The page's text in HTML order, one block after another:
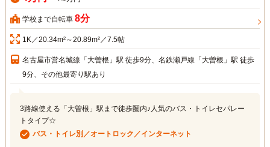
学校まで自転車 8分
1K／20.34m²～20.89m²／7.5帖
名古屋市営名城線「大曽根」駅 徒歩9分、名鉄瀬戸線「大曽根」駅 徒歩
9分、その他最寄り駅あり
3路線使える「大曽根」駅まで徒歩圏内♪人気のバス・トイレセパレー
トタイプ☆
バス・トイレ別／オートロック／インターネット